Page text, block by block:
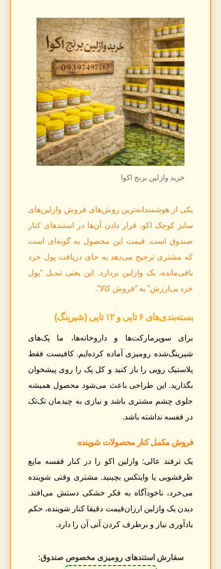
خرید وازلین برنج اکوا
یکی از هوشمندانه‌ترین روش‌های فروش وازلین‌های
سایز کوچک اکو، قرار دادن آن‌ها در استندهای کنار
صندوق است. قیمت این محصول به گونه‌ای است
که مشتری ترجیح می‌دهد به جای دریافت پول خرد
باقی‌مانده، یک وازلین بردارد. این یعنی تبدیل “پول
خرد بی‌ارزش” به “فروش کالا”.
بسته‌بندی‌های ۶ تایی و ۱۲ تایی (شیرینگ)
برای سوپرمارکت‌ها و داروخانه‌ها، ما پک‌های
شیرینگ‌شده رومیزی آماده کرده‌ایم. کافیست فقط
پلاستیک رویی را باز کنید و کل پک را روی پیشخوان
بگذارید. این طراحی باعث می‌شود محصول همیشه
جلوی چشم مشتری باشد و نیازی به چیدمان تک‌تک
در قفسه نداشته باشد.
فروش مکمل کنار محصولات شوینده
یک ترفند عالی: وازلین اکو را در کنار قفسه مایع
ظرفشویی یا وایتکس بچینید. مشتری وقتی شوینده
می‌خرد، ناخودآگاه به فکر خشکی دستش می‌افتد.
دیدن یک وازلین ارزان‌قیمت دقیقا کنار شوینده، حکم
یادآوری نیاز و برطرف کردن آنی آن را دارد.
سفارش استندهای رومیزی مخصوص صندوق: